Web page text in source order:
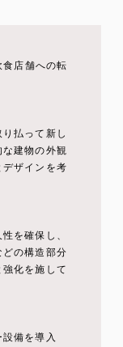
店舗への転
払って新し
建物の外観
ザインを考
を確保し、
の構造部分
化を施して
備を導入